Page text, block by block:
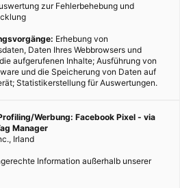
zur Fehlerbehebung und
Erhebung von
Daten Ihres Webbrowsers und
aufgerufenen Inhalte; Ausführung von
und die Speicherung von Daten auf
Statistikerstellung für Auswertungen.
Werbung: Facebook Pixel - via
Manager
Irland
Information außerhalb unserer